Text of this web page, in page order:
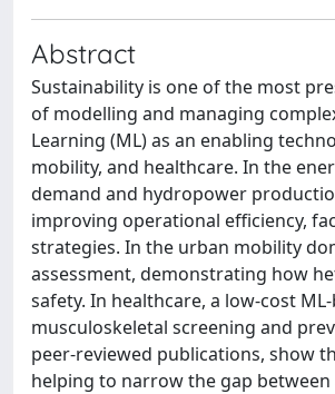
Abstract
Sustainability is one of the most
of modelling and managing
Learning (ML) as an enabling
mobility, and healthcare. In the
demand and hydropower
improving operational efficiency,
strategies. In the urban mobility
assessment, demonstrating how
safety. In healthcare, a low-cost
musculoskeletal screening and
peer-reviewed publications, show
helping to narrow the gap